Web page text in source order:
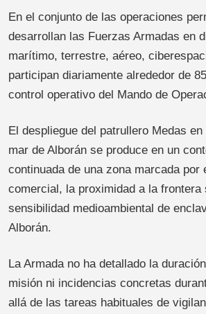
En el conjunto de las operaciones
desarrollan las Fuerzas Armadas en
marítimo, terrestre, aéreo,
participan diariamente alrededor de
control operativo del Mando de
El despliegue del patrullero Medas
mar de Alborán se produce en un
continuada de una zona marcada por
comercial, la proximidad a la frontera
sensibilidad medioambiental de
Alborán.
La Armada no ha detallado la
misión ni incidencias concretas
allá de las tareas habituales de